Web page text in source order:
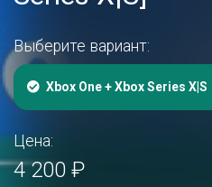
Выберите вариант:
Xbox One + Xbox Series X|S
Цена:
4 200 ₽